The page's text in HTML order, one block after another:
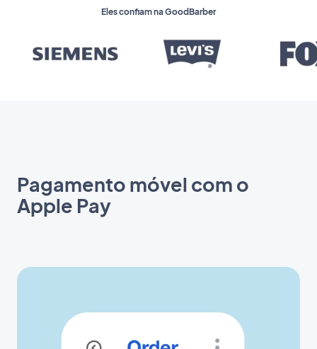
Eles confiam na GoodBarber
Pagamento móvel com o
Apple Pay